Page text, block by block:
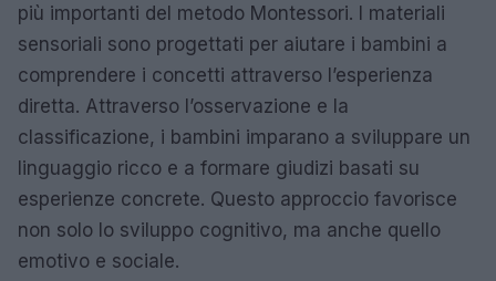
più importanti del metodo Montessori. I materiali
sensoriali sono progettati per aiutare i bambini a
comprendere i concetti attraverso l’esperienza
diretta. Attraverso l’osservazione e la
classificazione, i bambini imparano a sviluppare un
linguaggio ricco e a formare giudizi basati su
esperienze concrete. Questo approccio favorisce
non solo lo sviluppo cognitivo, ma anche quello
emotivo e sociale.